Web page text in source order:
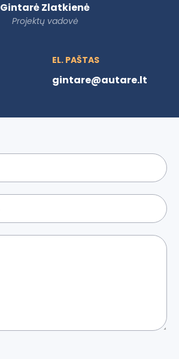
Gintarė Zlatkienė
Projektų vadovė
EL. PAŠTAS
gintare@autare.lt